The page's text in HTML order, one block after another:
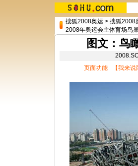
搜狐2008奥运 > 搜狐2008
2008年奥运会主体育场鸟
图文：鸟
页面功能 【我来说